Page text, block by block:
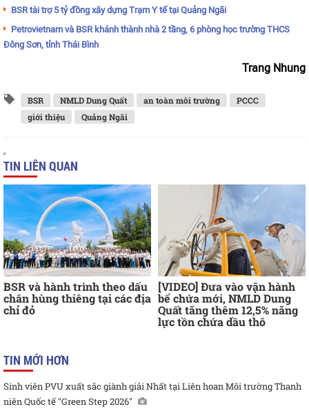
BSR tài trợ 5 tỷ đồng xây dựng Trạm Y tế tại Quảng Ngãi
Petrovietnam và BSR khánh thành nhà 2 tầng, 6 phòng học trường THCS
Đông Sơn, tỉnh Thái Bình
Trang Nhung
BSR NMLD Dung Quất an toàn môi trường
PCCC
giới thiệu
Quảng Ngãi
TIN LIÊN QUAN
BSR và hành trình theo dấu
chân hùng thiêng tại các địa
chỉ đỏ
[VIDEO] Đưa vào vận hành
bể chứa mới, NMLD Dung
Quất tăng thêm 12,5% năng
lực tồn chứa dầu thô
TIN MỚI HƠN
Sinh viên PVU xuất sắc giành giải Nhất tại Liên hoan Môi trường Thanh
niên Quốc tế "Green Step 2026"